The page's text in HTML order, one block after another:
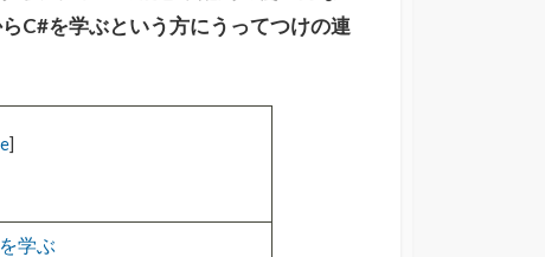
C#を学ぶという方にうってつけの連
]
学ぶ